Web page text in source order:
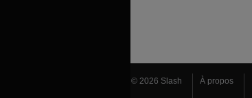
© 2026 Slash À propos